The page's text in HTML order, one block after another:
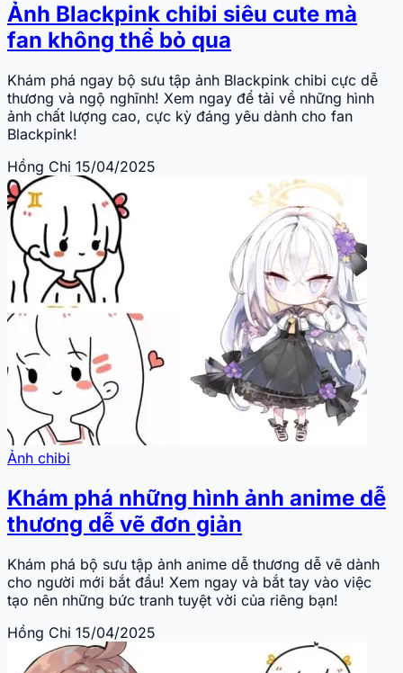
Ảnh Blackpink chibi siêu cute mà
fan không thể bỏ qua
Khám phá ngay bộ sưu tập ảnh Blackpink chibi cực dễ
thương và ngộ nghĩnh! Xem ngay để tải về những hình
ảnh chất lượng cao, cực kỳ đáng yêu dành cho fan
Blackpink!
Hồng Chi 15/04/2025
Ảnh chibi
Khám phá những hình ảnh anime dễ
thương dễ vẽ đơn giản
Khám phá bộ sưu tập ảnh anime dễ thương dễ vẽ dành
cho người mới bắt đầu! Xem ngay và bắt tay vào việc
tạo nên những bức tranh tuyệt vời của riêng bạn!
Hồng Chi 15/04/2025